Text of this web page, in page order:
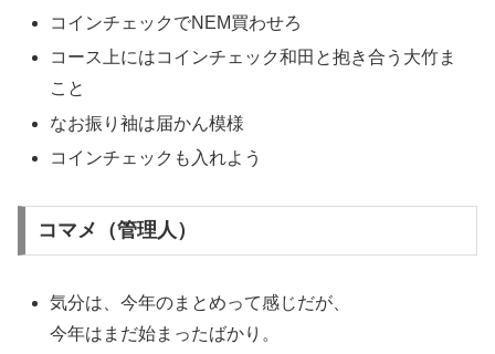
コインチェックでNEM買わせろ
コース上にはコインチェック和田と抱き合う大竹ま
こと
なお振り袖は届かん模様
コインチェックも入れよう
コマメ（管理人）
気分は、今年のまとめって感じだが、
今年はまだ始まったばかり。